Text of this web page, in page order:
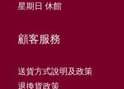
星期日 休館
顧客服務
送貨方式說明及政策
退換貨政策